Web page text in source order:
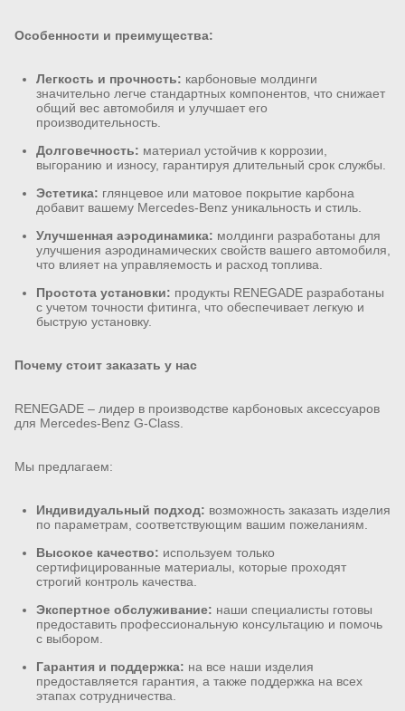
Особенности и преимущества:
Легкость и прочность: карбоновые молдинги
значительно легче стандартных компонентов, что снижает
общий вес автомобиля и улучшает его
производительность.
Долговечность: материал устойчив к коррозии,
выгоранию и износу, гарантируя длительный срок службы.
Эстетика: глянцевое или матовое покрытие карбона
добавит вашему Mercedes-Benz уникальность и стиль.
Улучшенная аэродинамика: молдинги разработаны для
улучшения аэродинамических свойств вашего автомобиля,
что влияет на управляемость и расход топлива.
Простота установки: продукты RENEGADE разработаны
с учетом точности фитинга, что обеспечивает легкую и
быструю установку.
Почему стоит заказать у нас
RENEGADE – лидер в производстве карбоновых аксессуаров
для Mercedes-Benz G-Class.
Мы предлагаем:
Индивидуальный подход: возможность заказать изделия
по параметрам, соответствующим вашим пожеланиям.
Высокое качество: используем только
сертифицированные материалы, которые проходят
строгий контроль качества.
Экспертное обслуживание: наши специалисты готовы
предоставить профессиональную консультацию и помочь
с выбором.
Гарантия и поддержка: на все наши изделия
предоставляется гарантия, а также поддержка на всех
этапах сотрудничества.